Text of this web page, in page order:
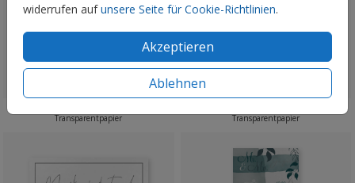
widerrufen aufunsere Seite für Cookie-Richtlinien.
Akzeptieren
Ablehnen
Transparentpapier Transparentpapier